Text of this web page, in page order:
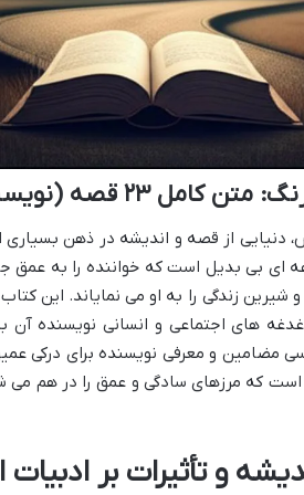
(نویسنده صمد بهرنگی)
دنیایی از قصه و اندیشه در ذهن بسیاری
کامل ۲۳ قصه مجموعه ای بی بدیل است که خواننده
زندگی را به او می نمایاند. این
های اجتماعی و انسانی نویسنده آن
از تمامی ۲۳ قصه، بررسی مضامین و معرفی نویسنده
است که مرزهای سادگی و عمق را در هم
و تأثیرات بر ادبیات